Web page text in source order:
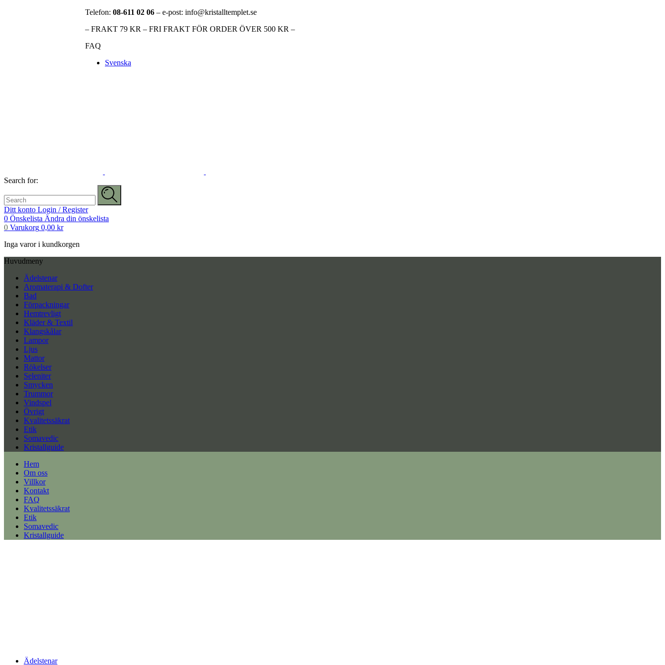
Telefon: 08-611 02 06 – e-post: info@kristalltemplet.se
– FRAKT 79 KR – FRI FRAKT FÖR ORDER ÖVER 500 KR –
FAQ
Svenska
Search for:
Ditt konto Login / Register
0 Önskelista Ändra din önskelista
0 Varukorg 0,00 kr
Inga varor i kundkorgen
Huvudmeny
Ädelstenar
Aromaterapi & Dofter
Bad
Förpackningar
Hemtrevligt
Kläder & Textil
Klangskålar
Lampor
Ljus
Mattor
Rökelser
Seleniter
Smycken
Trummor
Vindspel
Övrigt
Kvalitetssäkrat
Etik
Somavedic
Kristallguide
Hem
Om oss
Villkor
Kontakt
FAQ
Kvalitetssäkrat
Etik
Somavedic
Kristallguide
Ädelstenar